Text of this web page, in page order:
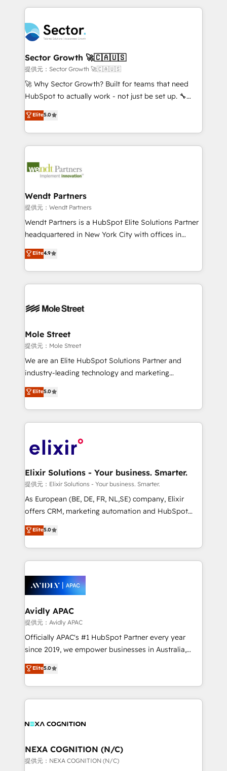
empresas em 13 países utilizam a Nexforce. Somos
a maior parceira da HubSpot na América Latina e
líder no ranking global de sucesso do cliente da
HubSpot.
completed across APAC and North America, we help
migrations, custom integrations, data architecture,
automation, and portal builds. We specialise in
Salesforce, Microsoft Dynamics, and legacy CRM
migrations; custom integrations with platforms
including Ticketmaster, Ticketek, SevenRooms,
NetSuite, Snowflake, and Salesforce; HubSpot CMS
a Ticketmaster Nexus Partner, we deliver advanced
sports and events integrations in the HubSpot
include five HubSpot Academy accreditations, six
HubSpot Awards, recognition in Financial Services
Sector Growth 🚀🇨🇦🇺🇸
提供元：Sector Growth 🚀🇨🇦🇺🇸
🚀 Why Sector Growth? Built for teams that need
HubSpot to actually work - not just be set up. 🔧
HubSpot Experts: Onboarding, migrations,
automation, and training built for adoption. ⚡ Highly
Technical Execution: ERP, EMR and Custom
Integrations; complex builds delivered in weeks, not
workflows; automation agents; process optimization
Healthcare: HIPAA implementations; secure data
workflows 💼 Financial Services: compliant
workflows; audit-ready reporting ⚖️ Legal: client
intake; pipeline and document workflows 🛒 E-
revenue automation 🏢 Real Estate: deal pipelines;
portfolio and lifecycle management 🏭
HIPAA-aware; CASL-compliant; GDPR-ready
built to scale.
Elite5.0
Wendt Partners
提供元：Wendt Partners
Wendt Partners is a HubSpot Elite Solutions Partner
headquartered in New York City with offices in
Toronto, London and Melbourne. As a global
HubSpot partner, we specialize in working with
sophisticated B2B companies to implement the
HubSpot CRM platform across client organizations.
industrial/manufacturing, professional services,
distribution, commercial real estate, technology,
finserv/fintech, IT managed services, transportation
& logistics, energy/solar, staffing and recruiting,
media, healthcare and government contractors. Our
Technical Solutions, Enablement Solutions, Digital
Solutions and Growth Solutions. As a fully
engagement. In addition, we are SOC 2, ISO 27001,
GDPR and HIPAA compliant for global IT security
Elite4.9
Mole Street
提供元：Mole Street
We are an Elite HubSpot Solutions Partner and
industry-leading technology and marketing
consultancy. Our focus is on enterprise and mid-
market B2B companies globally that want a strategic
approach to execute their goals through creative
applications of our solutions; Technical HubSpot
Design, Migrations + Integrations. Mole Street’s
greatness, which is achieved through creating
absolute clarity, derived from a well-defined
strategy, executed well, and reported on with clear
results. The culture is driven by core values; Joy, Grit,
Mindedness, and Clarity. We are driven to win for the
collective good of the company and its clientele, and
things are happening.
Elite5.0
Elixir Solutions - Your business. Smarter.
提供元：Elixir Solutions - Your business. Smarter.
As European (BE, DE, FR, NL,SE) company, Elixir
offers CRM, marketing automation and HubSpot
integration products and services to mid-market
and enterprise customers. We ensure that your sales,
service and marketing department operates in the
most effective way, while at the same time
integrated buyers journey. Elixir is located in
Brussels, Munich, Cologne "Köln", Paris, Amsterdam
and Stockholm Elixir is a first mover and leader
when it comes to HubSpot sales and service
implementations, highly renowned for our business
acumen, process (re-)design experience and a
integrate HubSpot with complex solutions like SAP,
MicroSoft, custom solutions,... Our company also has
Elite5.0
Avidly APAC
提供元：Avidly APAC
Officially APAC's #1 HubSpot Partner every year
since 2019, we empower businesses in Australia,
New Zealand, and globally to realise their full
potential through enterprise HubSpot CRM
implementation. And we deliver best practice across
the whole HubSpot platform, covering marketing,
all businesses, from start-up to Enterprise, and have
the world. Our human approach to digital
transformation is designed for businesses who want
Elite5.0
NEXA COGNITION (N/C)
提供元：NEXA COGNITION (N/C)